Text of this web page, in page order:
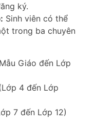
ký.
Sinh viên có thể
trong ba chuyên
Giáo đến Lớp
4 đến Lớp
7 đến Lớp 12)